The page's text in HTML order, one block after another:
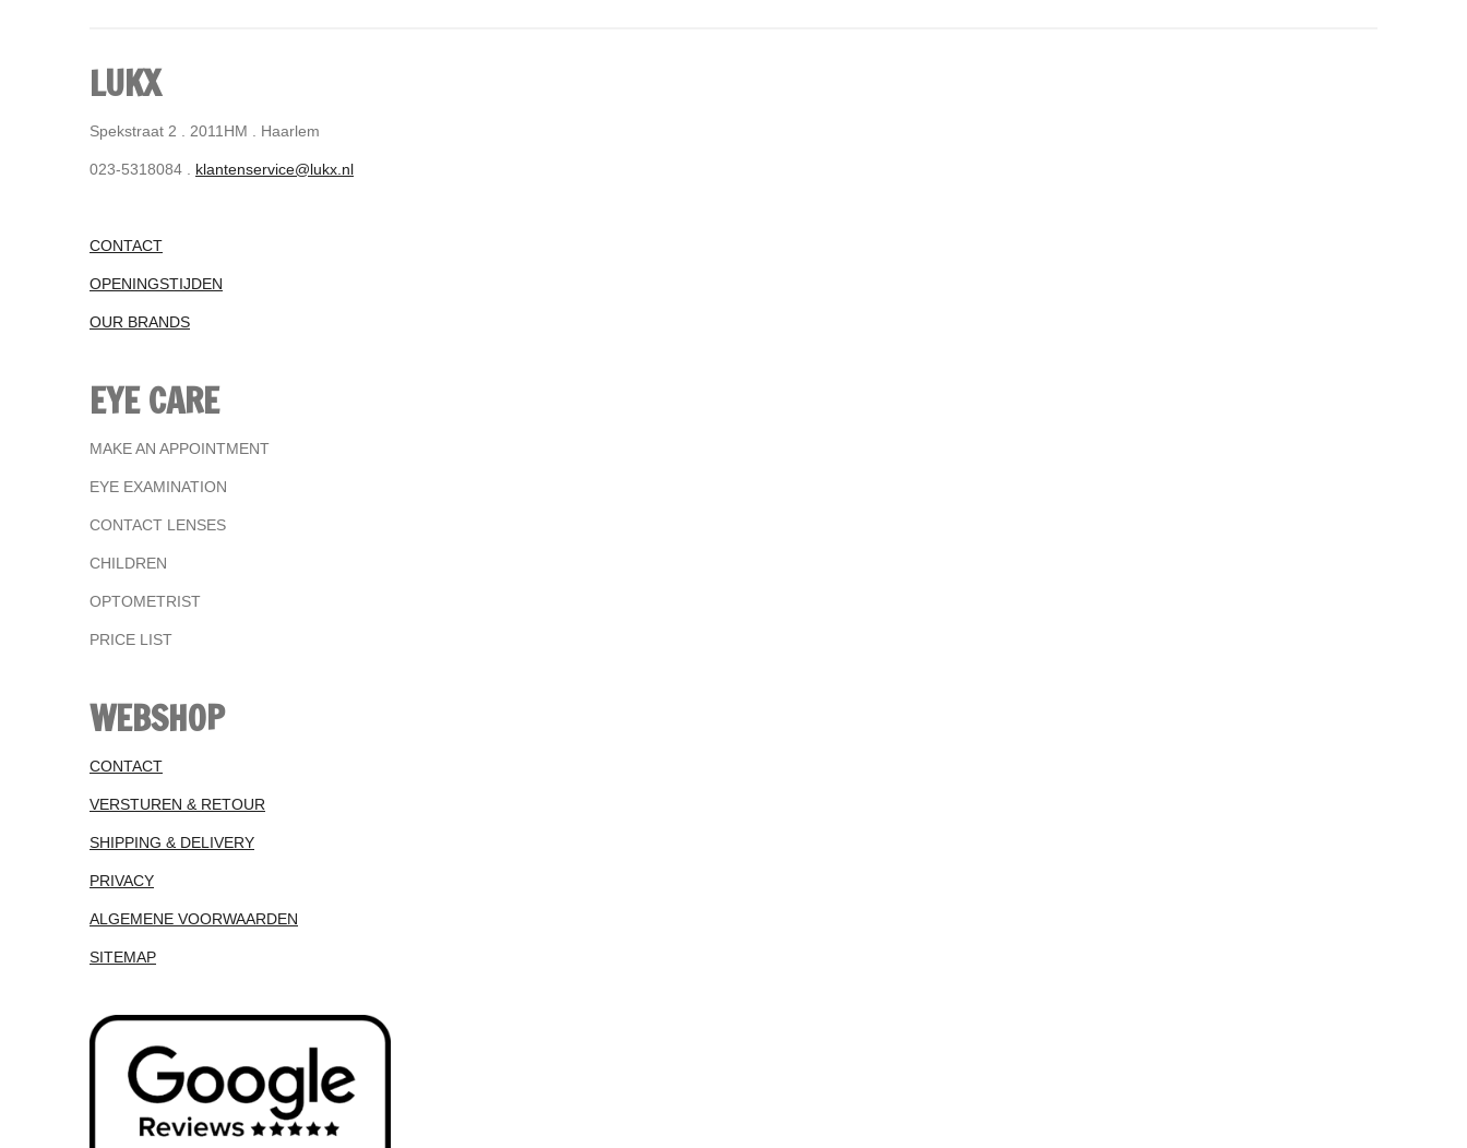
LUKX
Spekstraat 2 . 2011HM . Haarlem
023-5318084 . klantenservice@lukx.nl
CONTACT
OPENINGSTIJDEN
OUR BRANDS
EYE CARE
MAKE AN APPOINTMENT
EYE EXAMINATION
CONTACT LENSES
CHILDREN
OPTOMETRIST
PRICE LIST
WEBSHOP
CONTACT
VERSTUREN & RETOUR
SHIPPING & DELIVERY
PRIVACY
ALGEMENE VOORWAARDEN
SITEMAP